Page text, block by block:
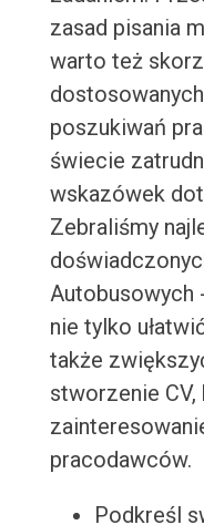
zasad pisania
warto też
poszukiwań
świecie
wskazówek
Zebraliśmy
Autobusowych
nie tylko
także
stworzenie
pracodawców.
Podkreśl